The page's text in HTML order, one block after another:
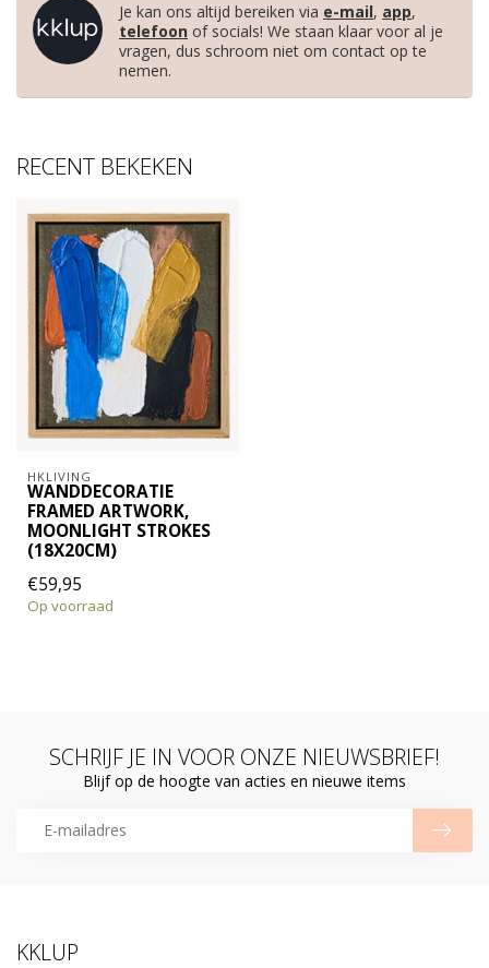
Je kan ons altijd bereiken via e-mail, app,
telefoon of socials! We staan klaar voor al je
vragen, dus schroom niet om contact op te
nemen.
RECENT BEKEKEN
HKLIVING
WANDDECORATIE
FRAMED ARTWORK,
MOONLIGHT STROKES
(18X20CM)
€59,95
Op voorraad
SCHRIJF JE IN VOOR ONZE NIEUWSBRIEF!
Blijf op de hoogte van acties en nieuwe items
KKLUP